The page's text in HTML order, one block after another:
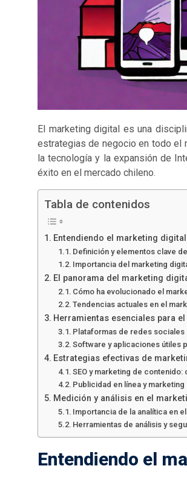
El marketing digital es una
estrategias de negocio en todo el
la tecnología y la expansión de
éxito en el mercado chileno.
Tabla de contenidos
Entendiendo el marketing
Definición y elementos clave
Importancia del marketing
El panorama del marketing
Cómo ha evolucionado el
Tendencias actuales en el
Herramientas esenciales para
Plataformas de redes sociales
Software y aplicaciones útiles
Estrategias efectivas de
SEO y marketing de contenido:
Publicidad en línea y
Medición y análisis en el
Importancia de la analítica en
Herramientas de análisis y
Entendiendo el